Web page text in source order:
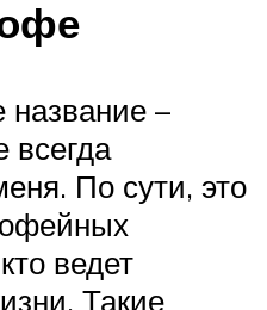
название –
По сути, это
ведет
Такие